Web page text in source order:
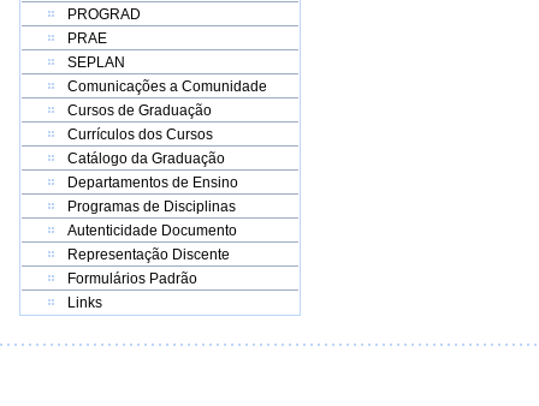
PROGRAD
PRAE
SEPLAN
Comunicações a Comunidade
Cursos de Graduação
Currículos dos Cursos
Catálogo da Graduação
Departamentos de Ensino
Programas de Disciplinas
Autenticidade Documento
Representação Discente
Formulários Padrão
Links